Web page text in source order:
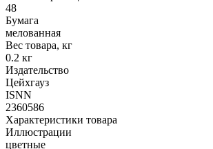
48
Бумага
мелованная
Вес товара, кг
0.2 кг
Издательство
Цейхгауз
ISNN
2360586
Характеристики товара
Иллюстрации
цветные